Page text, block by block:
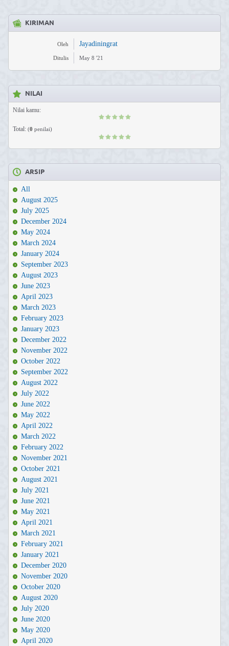
KIRIMAN
Oleh Jayadiningrat
Ditulis May 8 '21
NILAI
Nilai kamu:
Total: (0 penilai)
ARSIP
All
August 2025
July 2025
December 2024
May 2024
March 2024
January 2024
September 2023
August 2023
June 2023
April 2023
March 2023
February 2023
January 2023
December 2022
November 2022
October 2022
September 2022
August 2022
July 2022
June 2022
May 2022
April 2022
March 2022
February 2022
November 2021
October 2021
August 2021
July 2021
June 2021
May 2021
April 2021
March 2021
February 2021
January 2021
December 2020
November 2020
October 2020
August 2020
July 2020
June 2020
May 2020
April 2020